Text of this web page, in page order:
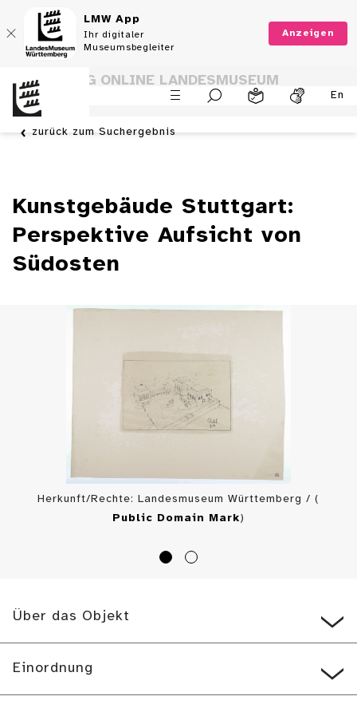
LMW App
Ihr digitaler
Museumsbegleiter
Anzeigen
En
SAMMLUNG ONLINE LANDESMUSEUM
WÜRTTEMBERG
zurück zum Suchergebnis
Kunstgebäude Stuttgart:
Perspektive Aufsicht von
Südosten
Herkunft/Rechte: Landesmuseum Württemberg / (
Public Domain Mark)
Über das Objekt
Einordnung